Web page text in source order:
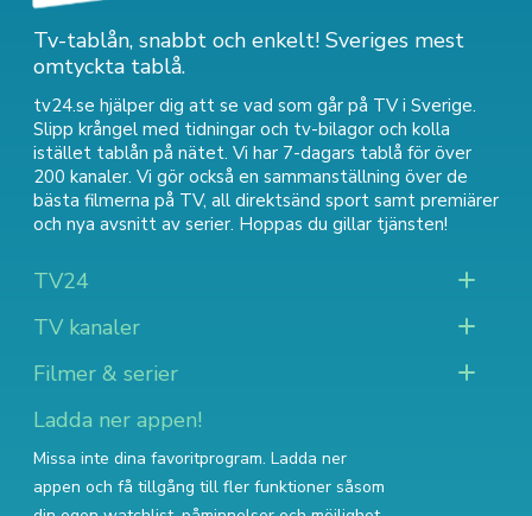
Tv-tablån, snabbt och enkelt! Sveriges mest
omtyckta tablå.
tv24.se hjälper dig att se vad som går på TV i Sverige.
Slipp krångel med tidningar och tv-bilagor och kolla
istället tablån på nätet. Vi har 7-dagars tablå för över
200 kanaler. Vi gör också en sammanställning över de
bästa filmerna på TV, all direktsänd sport samt premiärer
och nya avsnitt av serier. Hoppas du gillar tjänsten!
TV24
TV kanaler
Filmer & serier
Ladda ner appen!
Missa inte dina favoritprogram. Ladda ner
appen och få tillgång till fler funktioner såsom